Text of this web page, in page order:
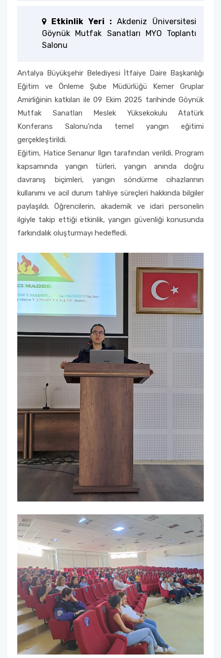
Etkinlik Yeri : Akdeniz Üniversitesi
Göynük Mutfak Sanatları MYO Toplantı
Salonu
Antalya Büyükşehir Belediyesi İtfaiye Daire Başkanlığı
Eğitim ve Önleme Şube Müdürlüğü Kemer Gruplar
Amirliğinin katkıları ile 09 Ekim 2025 tarihinde Göynük
Mutfak Sanatları Meslek Yüksekokulu Atatürk
Konferans Salonu’nda temel yangın eğitimi
gerçekleştirildi.
Eğitim, Hatice Senanur Ilgın tarafından verildi. Program
kapsamında yangın türleri, yangın anında doğru
davranış biçimleri, yangın söndürme cihazlarının
kullanımı ve acil durum tahliye süreçleri hakkında bilgiler
paylaşıldı. Öğrencilerin, akademik ve idari personelin
ilgiyle takip ettiği etkinlik, yangın güvenliği konusunda
farkındalık oluşturmayı hedefledi.
Öğrenci Memnuniyet Anketi
Sınav Kuralları
Öğrenci Kılavuzları
Öğrenci El Kitabı
Geri Bildirimlere Yönelik İyileştirmeler
Yemekhane Menüsü
Uygulama ve Ödev Değerlendirme Kriterleri